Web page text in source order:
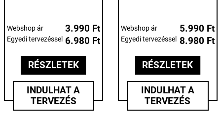
Webshop ár 3.990 Ft
Egyedi tervezéssel 6.980 Ft
RÉSZLETEK
INDULHAT A
TERVEZÉS
Webshop ár 5.990 Ft
Egyedi tervezéssel 8.980 Ft
RÉSZLETEK
INDULHAT A
TERVEZÉS